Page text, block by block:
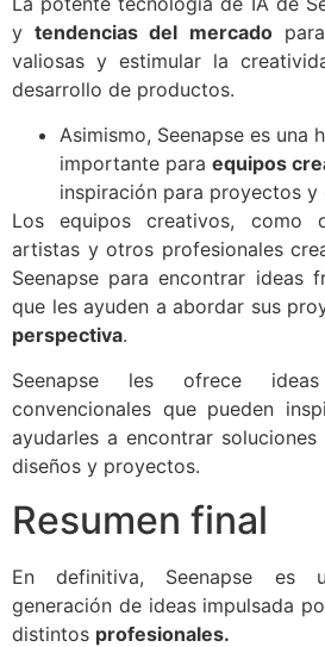
ytendencias del mercadopara
valiosas y estimular la
desarrollo de productos.
Asimismo, Seenapse es una
importante para equipos
inspiración para proyectos y
Los equipos creativos, como
artistas y otros profesionales
Seenapse para encontrar ideas
que les ayuden a abordar sus
perspectiva.
Seenapse les ofrece
convencionales que pueden
ayudarles a encontrar
diseños y proyectos.
Resumen final
En definitiva, Seenapse es
generación de ideas impulsada
distintos profesionales.